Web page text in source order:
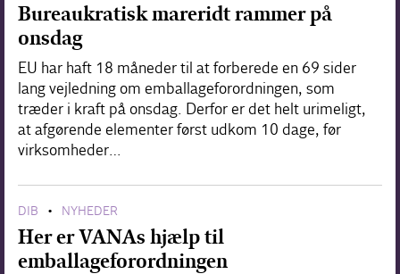
Bureaukratisk mareridt rammer på
onsdag
EU har haft 18 måneder til at forberede en 69 sider
lang vejledning om emballageforordningen, som
træder i kraft på onsdag. Derfor er det helt urimeligt,
at afgørende elementer først udkom 10 dage, før
virksomheder…
DIB • NYHEDER
Her er VANAs hjælp til
emballageforordningen